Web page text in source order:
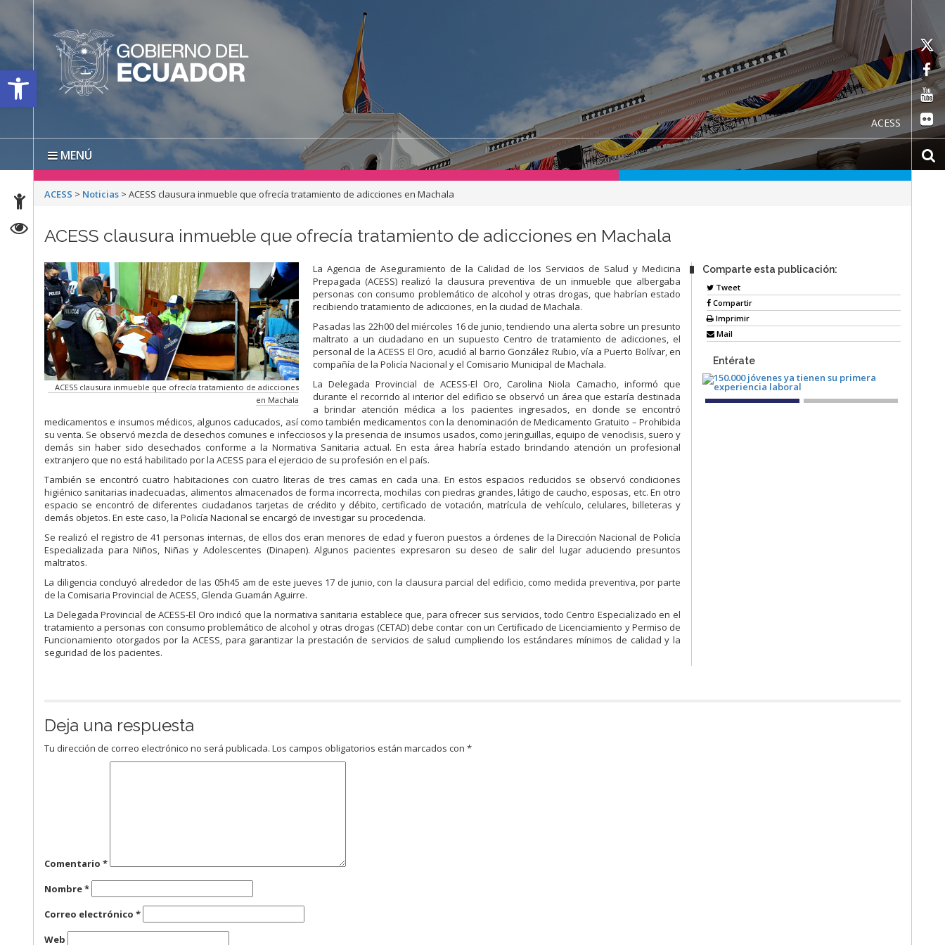
Open toolbar
ACESS
MENÚ
ACESS > Noticias >ACESS clausura inmueble que ofrecía tratamiento de adicciones en Machala
ACESS clausura inmueble que ofrecía tratamiento de adicciones en Machala
ACESS clausura inmueble que ofrecía tratamiento de adicciones
en Machala
La Agencia de Aseguramiento de la Calidad de los Servicios de Salud y Medicina
Prepagada (ACESS) realizó la clausura preventiva de un inmueble que albergaba
personas con consumo problemático de alcohol y otras drogas, que habrían estado
recibiendo tratamiento de adicciones, en la ciudad de Machala.
Pasadas las 22h00 del miércoles 16 de junio, tendiendo una alerta sobre un presunto
maltrato a un ciudadano en un supuesto Centro de tratamiento de adicciones, el
personal de la ACESS El Oro, acudió al barrio González Rubio, vía a Puerto Bolívar, en
compañía de la Policía Nacional y el Comisario Municipal de Machala.
La Delegada Provincial de ACESS-El Oro, Carolina Niola Camacho, informó que
durante el recorrido al interior del edificio se observó un área que estaría destinada
a brindar atención médica a los pacientes ingresados, en donde se encontró
medicamentos e insumos médicos, algunos caducados, así como también medicamentos con la denominación de Medicamento Gratuito – Prohibida
su venta. Se observó mezcla de desechos comunes e infecciosos y la presencia de insumos usados, como jeringuillas, equipo de venoclisis, suero y
demás sin haber sido desechados conforme a la Normativa Sanitaria actual. En esta área habría estado brindando atención un profesional
extranjero que no está habilitado por la ACESS para el ejercicio de su profesión en el país.
También se encontró cuatro habitaciones con cuatro literas de tres camas en cada una. En estos espacios reducidos se observó condiciones
higiénico sanitarias inadecuadas, alimentos almacenados de forma incorrecta, mochilas con piedras grandes, látigo de caucho, esposas, etc. En otro
espacio se encontró de diferentes ciudadanos tarjetas de crédito y débito, certificado de votación, matrícula de vehículo, celulares, billeteras y
demás objetos. En este caso, la Policía Nacional se encargó de investigar su procedencia.
Se realizó el registro de 41 personas internas, de ellos dos eran menores de edad y fueron puestos a órdenes de la Dirección Nacional de Policía
Especializada para Niños, Niñas y Adolescentes (Dinapen). Algunos pacientes expresaron su deseo de salir del lugar aduciendo presuntos
maltratos.
La diligencia concluyó alrededor de las 05h45 am de este jueves 17 de junio, con la clausura parcial del edificio, como medida preventiva, por parte
de la Comisaria Provincial de ACESS, Glenda Guamán Aguirre.
La Delegada Provincial de ACESS-El Oro indicó que la normativa sanitaria establece que, para ofrecer sus servicios, todo Centro Especializado en el
tratamiento a personas con consumo problemático de alcohol y otras drogas (CETAD) debe contar con un Certificado de Licenciamiento y Permiso de
Funcionamiento otorgados por la ACESS, para garantizar la prestación de servicios de salud cumpliendo los estándares mínimos de calidad y la
seguridad de los pacientes.
Comparte esta publicación:
Tweet
Compartir
Imprimir
Mail
Entérate
Deja una respuesta
Tu dirección de correo electrónico no será publicada. Los campos obligatorios están marcados con*
Comentario*
Nombre*
Correo electrónico*
Web